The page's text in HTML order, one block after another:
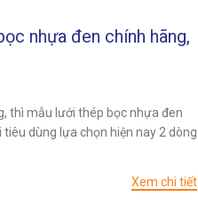
nhựa đen chính hãng,
thì mẫu lưới thép bọc nhựa đen
dùng lựa chọn hiện nay 2 dòng
Xem chi tiết